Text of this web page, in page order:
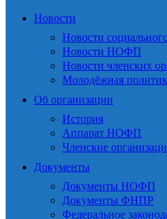
Новости
Новости
Новости НОФП
Новости членских
Молодёжная
Об организации
История
Аппарат НОФП
Членские
Документы
Документы НОФП
Документы ФНПР
Федеральное